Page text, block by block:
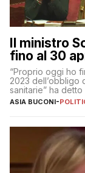
Il ministro
fino al 30
“Proprio oggi ho
2023 dell’obbligo
sanitarie” ha detto
ASIA BUCONI-